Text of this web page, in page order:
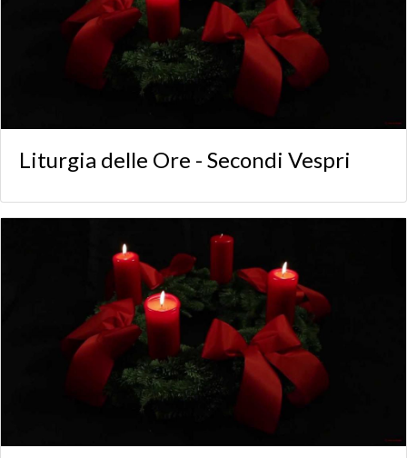
Liturgia delle Ore - Secondi Vespri